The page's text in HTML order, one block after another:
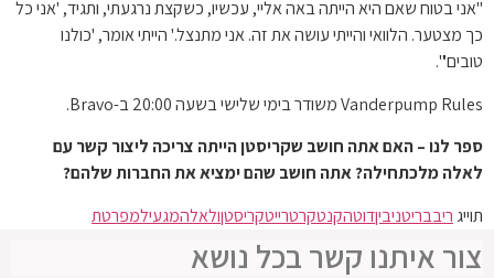
"אני בטוח שאם היא הייתה באה אליי, עכשיו, כשקצת נרגעתי, ותגיד, 'אני כל
כך מצטער. הלוואי והייתי עושה את זה. אני מתנצל.' הייתי אומר, 'כולנו
טובים'".
Vanderpump Rules משודר בימי שלישי בשעה 20:00 ב-Bravo.
ספר לנו – האם אתה חושב שקריסטן הייתה צריכה ליצור קשר עם
לאלה מלכתחילה? אתה חושב שהם ימציא את החברות שלהם?
תוייג ריבבריטניביןדוטהקנטקרטרייטקריסטןולאלהמגעילמפרטת
צור איתנו קשר בכל נושא